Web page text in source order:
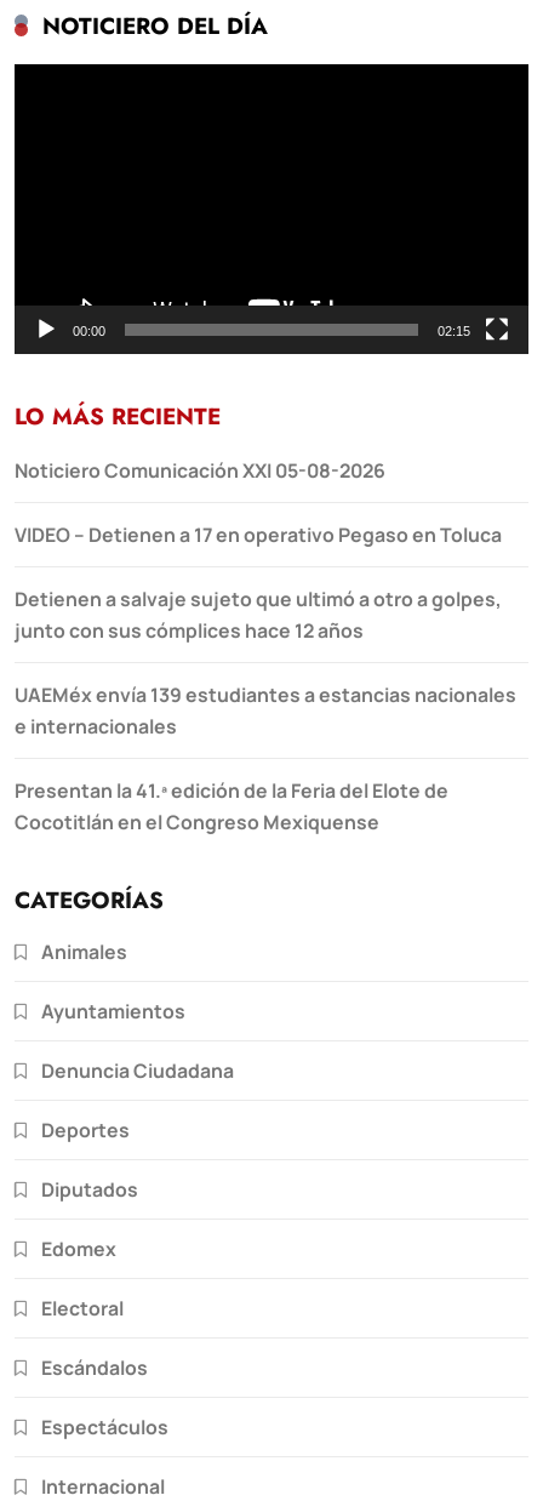
NOTICIERO DEL DÍA
00:00 02:15
LO MÁS RECIENTE
Noticiero Comunicación XXI 05-08-2026
VIDEO – Detienen a 17 en operativo Pegaso en Toluca
Detienen a salvaje sujeto que ultimó a otro a golpes,
junto con sus cómplices hace 12 años
UAEMéx envía 139 estudiantes a estancias nacionales
e internacionales
Presentan la 41.ª edición de la Feria del Elote de
Cocotitlán en el Congreso Mexiquense
CATEGORÍAS
Animales
Ayuntamientos
Denuncia Ciudadana
Deportes
Diputados
Edomex
Electoral
Escándalos
Espectáculos
Internacional